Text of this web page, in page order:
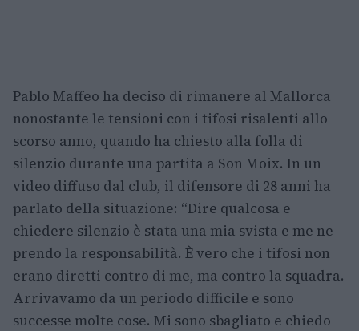
Pablo Maffeo ha deciso di rimanere al Mallorca
nonostante le tensioni con i tifosi risalenti allo
scorso anno, quando ha chiesto alla folla di
silenzio durante una partita a Son Moix. In un
video diffuso dal club, il difensore di 28 anni ha
parlato della situazione: “Dire qualcosa e
chiedere silenzio è stata una mia svista e me ne
prendo la responsabilità. È vero che i tifosi non
erano diretti contro di me, ma contro la squadra.
Arrivavamo da un periodo difficile e sono
successe molte cose. Mi sono sbagliato e chiedo